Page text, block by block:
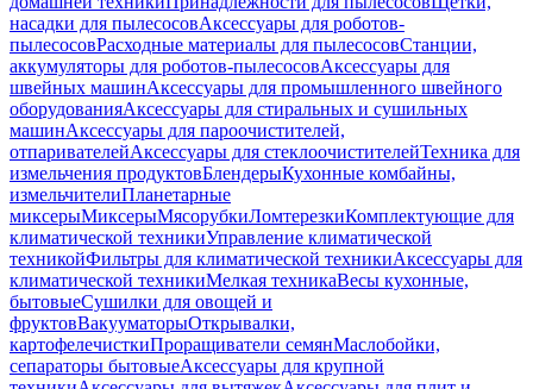
насадки для пылесосовАксессуары для роботов-
пылесосовРасходные материалы для пылесосовСтанции,
аккумуляторы для роботов-пылесосовАксессуары для
швейных машинАксессуары для промышленного швейного
оборудованияАксессуары для стиральных и сушильных
машинАксессуары для пароочистителей,
отпаривателейАксессуары для стеклоочистителейТехника для
измельчения продуктовБлендерыКухонные комбайны,
измельчителиПланетарные
миксерыМиксерыМясорубкиЛомтерезкиКомплектующие для
климатической техникиУправление климатической
техникойФильтры для климатической техникиАксессуары для
климатической техникиМелкая техникаВесы кухонные,
бытовыеСушилки для овощей и
фруктовВакууматорыОткрывалки,
картофелечисткиПроращиватели семянМаслобойки,
сепараторы бытовыеАксессуары для крупной